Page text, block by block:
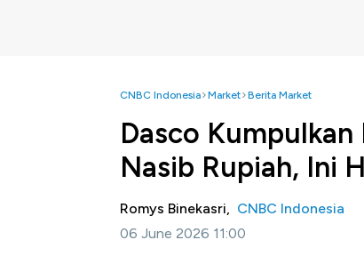
CNBC Indonesia Market Berita Market
Dasco Kumpulkan
Nasib Rupiah, Ini
Romys Binekasri, CNBC Indonesia
06 June 2026 11:00